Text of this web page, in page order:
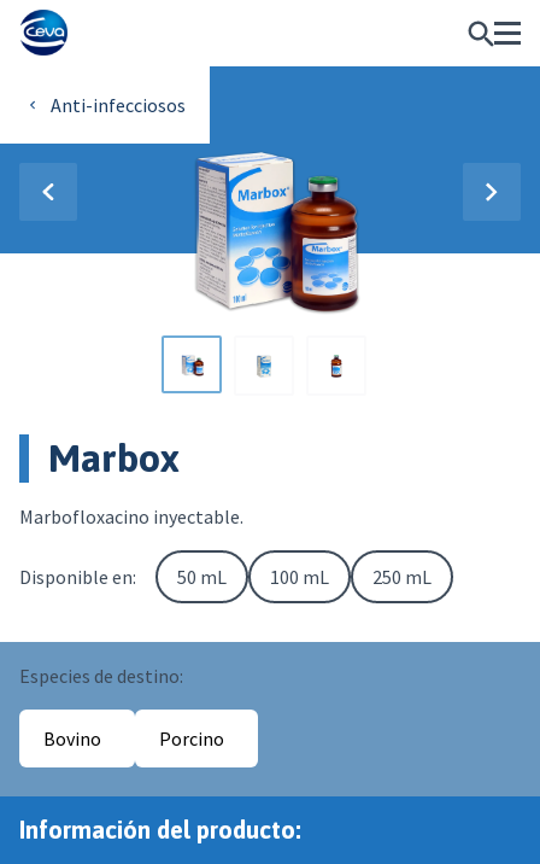
Anti-infecciosos
Marbox
Marbofloxacino inyectable.
Disponible en: 50 mL 100 mL 250 mL
Especies de destino:
Bovino Porcino
Información del producto: